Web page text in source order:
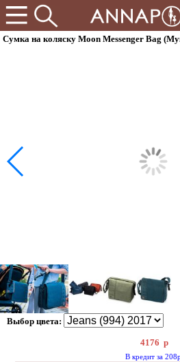
Сумка на коляску Moon Messenger Bag
Выбор цвета:
4176 р
В кредит за 208р